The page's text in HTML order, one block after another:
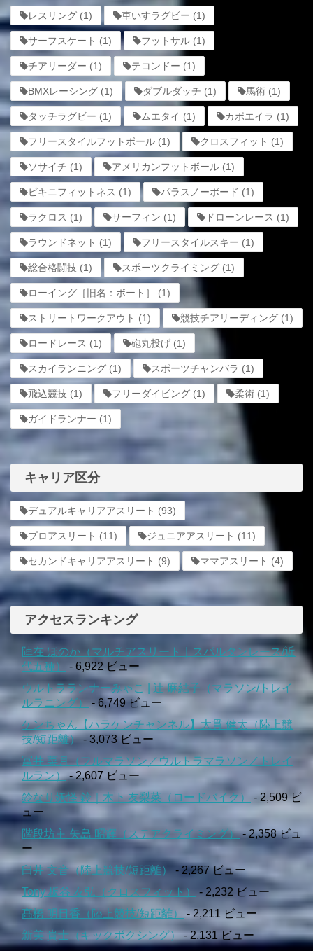
レスリング (1) 車いすラグビー (1)
サーフスケート (1) フットサル (1)
チアリーダー (1) テコンドー (1)
BMXレーシング (1) ダブルダッチ (1) 馬術 (1)
タッチラグビー (1) ムエタイ (1) カポエイラ (1)
フリースタイルフットボール (1) クロスフィット (1)
ソサイチ (1) アメリカンフットボール (1)
ビキニフィットネス (1) パラスノーボード (1)
ラクロス (1) サーフィン (1) ドローンレース (1)
ラウンドネット (1) フリースタイルスキー (1)
総合格闘技 (1) スポーツクライミング (1)
ローイング［旧名：ボート］ (1)
ストリートワークアウト (1) 競技チアリーディング (1)
ロードレース (1) 砲丸投げ (1)
スカイランニング (1) スポーツチャンバラ (1)
飛込競技 (1) フリーダイビング (1) 柔術 (1)
ガイドランナー (1)
キャリア区分
デュアルキャリアアスリート (93)
プロアスリート (11) ジュニアアスリート (11)
セカンドキャリアアスリート (9) ママアスリート (4)
アクセスランキング
陣在 ほのか（マルチアスリート｜スパルタンレース/近
代五種）
- 6,922 ビュー
ウルトラランナーみゃこ | 辻 麻結子（マラソン/トレイ
ルラニング）- 6,749 ビュー
ケンちゃん【ハラケンチャンネル】大貫 健太（陸上競
技/短距離）- 3,073 ビュー
冨井 菜月（フルマラソン／ウルトラマラソン／トレイ
ルラン）- 2,607 ビュー
鈴なり妖怪 鈴｜木下 友梨菜（ロードバイク）
- 2,509 ビ
ュー
階段坊主 矢島 昭輝（ステアクライミング）- 2,358 ビュ
ー
臼井 文音（陸上競技/短距離）
- 2,267 ビュー
Tony 板谷 友弘（クロスフィット）
- 2,232 ビュー
髙橋 明日香（陸上競技/短距離）
- 2,211 ビュー
新美 貴士（キックボクシング）- 2,131 ビュー